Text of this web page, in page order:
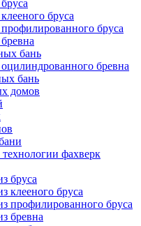
бруса
бруса
бань
бревна
бань
домов
фахверк
бруса
клееного бруса
профилированного бруса
бревна